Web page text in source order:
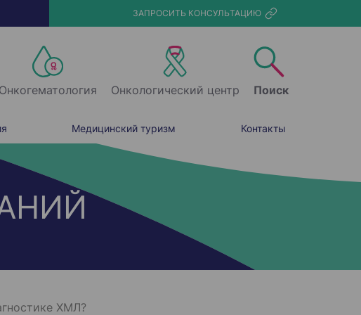
ЗАПРОСИТЬ КОНСУЛЬТАЦИЮ
Онкогематология Онкологический центр Поиск
Медицинский туризм Контакты
ХМЛ?